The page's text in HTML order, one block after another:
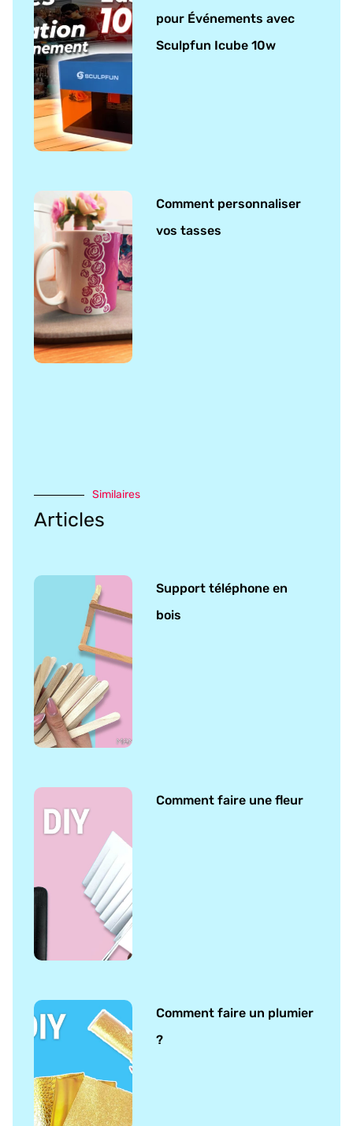
pour Événements avec
Sculpfun Icube 10w
Comment personnaliser
vos tasses
Similaires
Articles
Support téléphone en
bois
Comment faire une fleur
Comment faire un plumier
?